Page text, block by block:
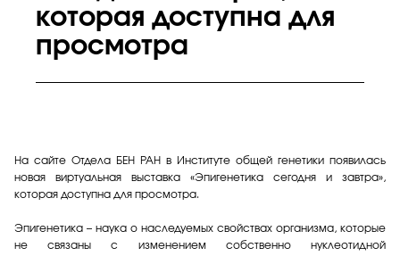
которая доступна для
просмотра
На сайте Отдела БЕН РАН в Институте общей генетики появилась
новая виртуальная выставка «Эпигенетика сегодня и завтра»,
которая доступна для просмотра.
Эпигенетика – наука о наследуемых свойствах организма, которые
не связаны с изменением собственно нуклеотидной